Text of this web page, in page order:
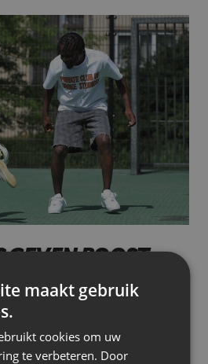
GEVEN BOOST
Olsa Brakel tegen Eendracht
flink geambeteerd met
“Dat waren inderdaad
spelers krijgen stress van
maakt gebruik
cookies om uw
te verbeteren. Door